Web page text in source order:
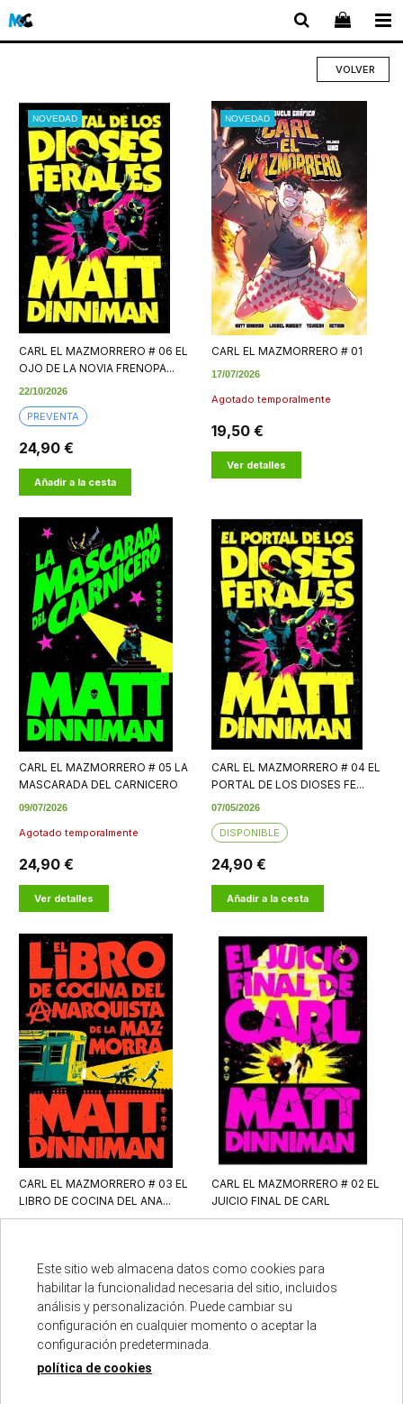
VOLVER
NOVEDAD
CARL EL MAZMORRERO # 06 EL
OJO DE LA NOVIA FRENOPA...
22/10/2026
PREVENTA
24,90 €
Añadir a la cesta
NOVEDAD
CARL EL MAZMORRERO # 01
17/07/2026
Agotado temporalmente
19,50 €
Ver detalles
CARL EL MAZMORRERO # 05 LA
MASCARADA DEL CARNICERO
09/07/2026
Agotado temporalmente
24,90 €
Ver detalles
CARL EL MAZMORRERO # 04 EL
PORTAL DE LOS DIOSES FE...
07/05/2026
DISPONIBLE
24,90 €
Añadir a la cesta
CARL EL MAZMORRERO # 03 EL
LIBRO DE COCINA DEL ANA...
23,90 €
Ver detalles
CARL EL MAZMORRERO # 02 EL
JUICIO FINAL DE CARL
22,90 €
Ver detalles
Este sitio web almacena datos como cookies para
habilitar la funcionalidad necesaria del sitio, incluidos
análisis y personalización. Puede cambiar su
configuración en cualquier momento o aceptar la
configuración predeterminada.
política de cookies